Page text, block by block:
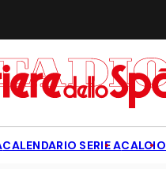
CALENDARIO SERIE ACALCIO